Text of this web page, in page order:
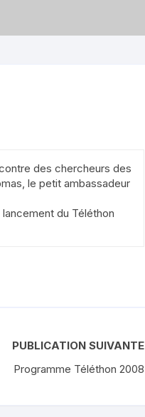
des chercheurs des
le petit ambassadeur
du Téléthon
PUBLICATION SUIVANTE
Programme Téléthon 2008